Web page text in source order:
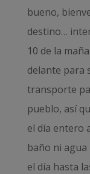
bueno,
destino…
10 de la
delante para
transporte
pueblo, así
el día entero
baño ni agua
el día hasta